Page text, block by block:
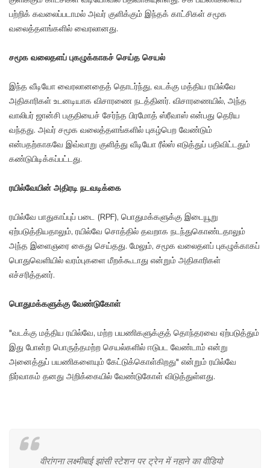
பற்றிக் கவலைப்படாமல் அவர் குளிக்கும் இந்தக் காட்சிகள் சமூக
வலைத்தளங்களில் வைரலானது.
சமூக வலைதளப் புகழுக்காகச் செய்த செயல்
இந்த வீடியோ வைரலானதைத் தொடர்ந்து, வடக்கு மத்திய ரயில்வே
அதிகாரிகள் உடனடியாக விசாரணை நடத்தினர். விசாரணையில், அந்த
வாலிபர் ஜான்சி பகுதியைச் சேர்ந்த பிரமோத் ஸ்ரீவாஸ் என்பது தெரிய
வந்தது. அவர் சமூக வலைத்தளங்களில் புகழ்பெற வேண்டும்
என்பதற்காகவே இவ்வாறு குளித்து வீடியோ ரீல்ஸ் எடுத்துப் பதிவிட்டதும்
கண்டுபிடிக்கப்பட்டது.
ரயில்வேயின் அதிரடி நடவடிக்கை
ரயில்வே பாதுகாப்புப் படை (RPF), பொதுமக்களுக்கு இடையூறு
ஏற்படுத்தியதாலும், ரயில்வே சொத்தில் தவறாக நடந்துகொண்டதாலும்
அந்த இளைஞரை கைது செய்தது. மேலும், சமூக வலைதளப் புகழுக்காகப்
பொதுவெளியில் வரம்புகளை மீறக்கூடாது என்றும் அதிகாரிகள்
எச்சரித்தனர்.
பொதுமக்களுக்கு வேண்டுகோள்
"வடக்கு மத்திய ரயில்வே, மற்ற பயணிகளுக்குத் தொந்தரவை ஏற்படுத்தும்
இது போன்ற பொருத்தமற்ற செயல்களில் ஈடுபட வேண்டாம் என்று
அனைத்துப் பயணிகளையும் கேட்டுக்கொள்கிறது" என்றும் ரயில்வே
நிர்வாகம் தனது அறிக்கையில் வேண்டுகோள் விடுத்துள்ளது.
वीरांगना लक्ष्मीबाई झांसी स्टेशन पर ट्रेन में नहाने का वीडियो